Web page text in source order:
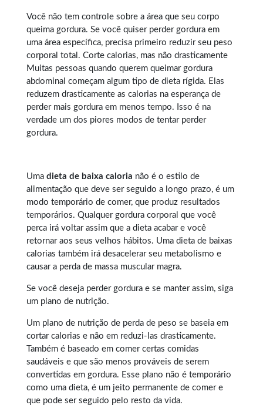
Você não tem controle sobre a área que seu corpo
queima gordura. Se você quiser perder gordura em
uma área específica, precisa primeiro reduzir seu peso
corporal total. Corte calorias, mas não drasticamente
Muitas pessoas quando querem queimar gordura
abdominal começam algum tipo de dieta rígida. Elas
reduzem drasticamente as calorias na esperança de
perder mais gordura em menos tempo. Isso é na
verdade um dos piores modos de tentar perder
gordura.
Uma dieta de baixa caloria não é o estilo de
alimentação que deve ser seguido a longo prazo, é um
modo temporário de comer, que produz resultados
temporários. Qualquer gordura corporal que você
perca irá voltar assim que a dieta acabar e você
retornar aos seus velhos hábitos. Uma dieta de baixas
calorias também irá desacelerar seu metabolismo e
causar a perda de massa muscular magra.
Se você deseja perder gordura e se manter assim, siga
um plano de nutrição.
Um plano de nutrição de perda de peso se baseia em
cortar calorias e não em reduzi-las drasticamente.
Também é baseado em comer certas comidas
saudáveis e que são menos prováveis de serem
convertidas em gordura. Esse plano não é temporário
como uma dieta, é um jeito permanente de comer e
que pode ser seguido pelo resto da vida.